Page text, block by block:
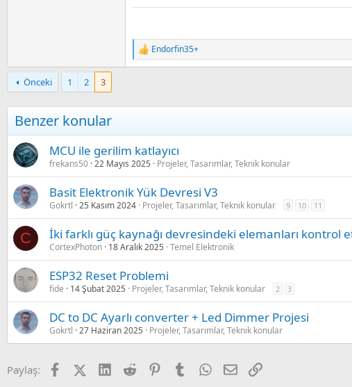
R
e
i
:
Endorfin35+
Önceki 1 2 3
Benzer konular
MCU ile gerilim katlayıcı
frekans50 22 Mayıs 2025 Projeler, Tasarımlar, Teknik konular
Basit Elektronik Yük Devresi V3
Gokrtl 25 Kasım 2024 Projeler, Tasarımlar, Teknik konular 9 10 11
C İki farklı güç kaynağı devresindeki elemanları kontrol
CortexPhoton 18 Aralık 2025 Temel Elektronik
ESP32 Reset Problemi
fide 14 Şubat 2025 Projeler, Tasarımlar, Teknik konular 2 3
DC to DC Ayarlı converter + Led Dimmer Projesi
Gokrtl 27 Haziran 2025 Projeler, Tasarımlar, Teknik konular
Paylaş: FacebookX (Twitter)
LinkedInReddit PinterestTumblrWhatsApp
E-postaLink